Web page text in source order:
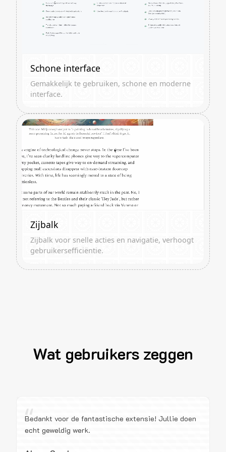
Schone interface
Gemakkelijk te gebruiken, schone en moderne
interface.
Zijbalk
Zijbalk voor snelle acties en navigatie, verhoogt
gebruikersefficiëntie.
Wat gebruikers zeggen
“
Bedankt voor de fantastische extensie! Jullie doen
echt geweldig werk.